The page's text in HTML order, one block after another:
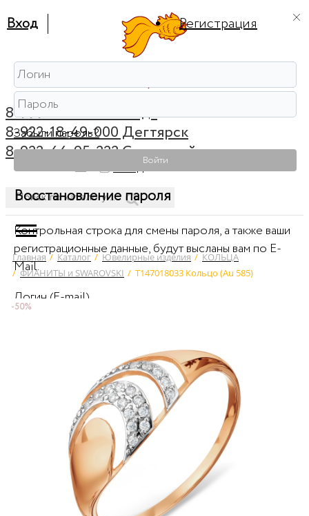
8-999-56-56-111 Ревда
8-922-18-49-000 Дегтярск
8-922-44-95-222 Советский
Вход
Главная / Каталог / Ювелирные изделия / КОЛЬЦА
/ ФИАНИТЫ и SWAROVSKI / Т147018033 Кольцо (Au 585)
-50%
Вход Регистрация
Забыли пароль?
Войти
Восстановление пароля
Контрольная строка для смены пароля, а также ваши
регистрационные данные, будут высланы вам по E-
Mail.
Логин (E-mail)